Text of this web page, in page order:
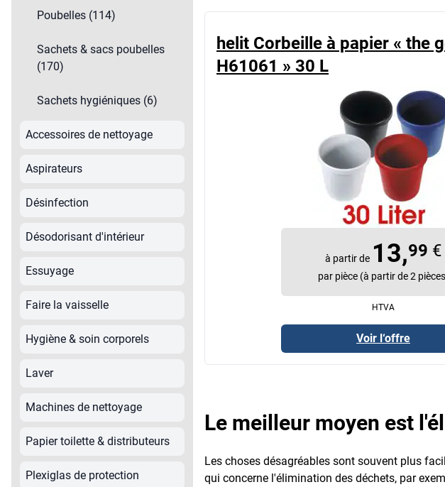
Machines de nettoyage
Plexiglas de protection
Produits d'entretien
Protection hygiénique
Poubelles (114)
Sachets & sacs poubelles
(170)
Sachets hygiéniques (6)
Accessoires de nettoyage
Aspirateurs
Désinfection
Désodorisant d'intérieur
Essuyage
Faire la vaisselle
Hygiène & soin corporels
Laver
Machines de nettoyage
Papier toilette & distributeurs
Plexiglas de protection
helit Corbeille à papier « the
H61061 » 30 L
à partir de 13,99 €
par pièce (à partir de 2
HTVA
Voir l‘offre
Le meilleur moyen est
Les choses désagréables sont souvent plus
qui concerne l'élimination des déchets, par